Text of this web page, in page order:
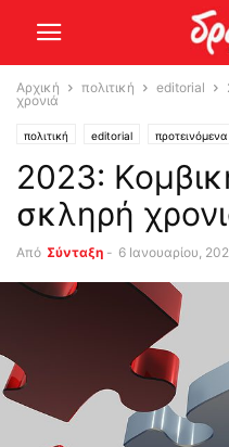
Αρχική πολιτική editorial
χρονιά
πολιτική editorial προτεινόμενα
2023:
σκληρή
Από Σύνταξη - 6 Ιανουαρίου,